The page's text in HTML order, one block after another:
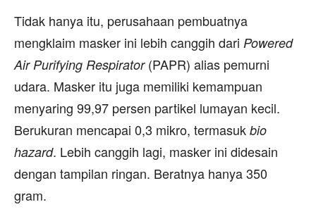
Tidak hanya itu, perusahaan pembuatnya
mengklaim masker ini lebih canggih dari Powered
Air Purifying Respirator(PAPR) alias pemurni
udara. Masker itu juga memiliki kemampuan
menyaring 99,97 persen partikel lumayan kecil.
Berukuran mencapai 0,3 mikro, termasuk bio
hazard. Lebih canggih lagi, masker ini didesain
dengan tampilan ringan. Beratnya hanya 350
gram.